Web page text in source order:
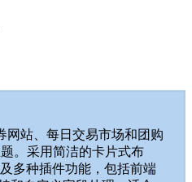
网站、每日交易市场和团购
。采用简洁的卡片式布
及多种插件功能，包括前端